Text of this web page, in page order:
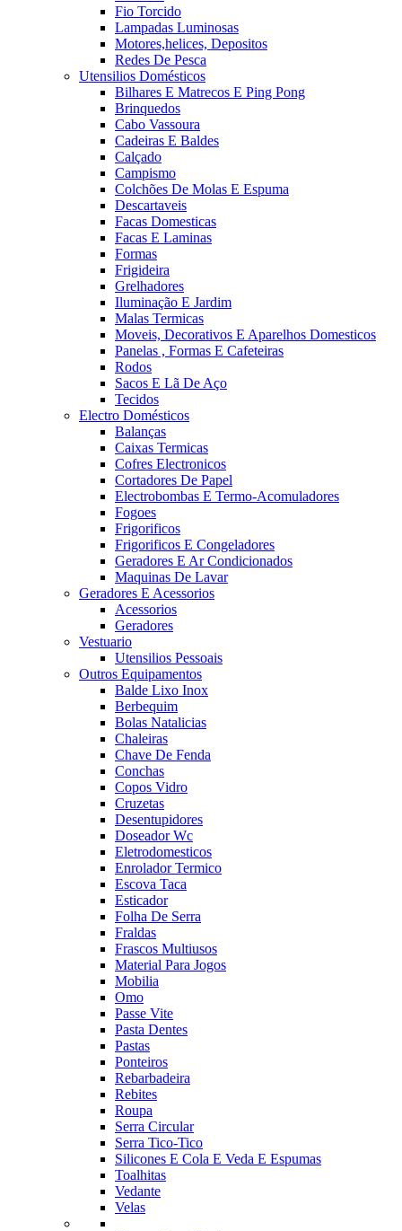
Fio Torcido
Lampadas Luminosas
Motores,helices, Depositos
Redes De Pesca
Utensilios Domésticos
Bilhares E Matrecos E Ping Pong
Brinquedos
Cabo Vassoura
Cadeiras E Baldes
Calçado
Campismo
Colchões De Molas E Espuma
Descartaveis
Facas Domesticas
Facas E Laminas
Formas
Frigideira
Grelhadores
Iluminação E Jardim
Malas Termicas
Moveis, Decorativos E Aparelhos Domesticos
Panelas , Formas E Cafeteiras
Rodos
Sacos E Lã De Aço
Tecidos
Electro Domésticos
Balanças
Caixas Termicas
Cofres Electronicos
Cortadores De Papel
Electrobombas E Termo-Acomuladores
Fogoes
Frigorificos
Frigorificos E Congeladores
Geradores E Ar Condicionados
Maquinas De Lavar
Geradores E Acessorios
Acessorios
Geradores
Vestuario
Utensilios Pessoais
Outros Equipamentos
Balde Lixo Inox
Berbequim
Bolas Natalicias
Chaleiras
Chave De Fenda
Conchas
Copos Vidro
Cruzetas
Desentupidores
Doseador Wc
Eletrodomesticos
Enrolador Termico
Escova Taca
Esticador
Folha De Serra
Fraldas
Frascos Multiusos
Material Para Jogos
Mobilia
Omo
Passe Vite
Pasta Dentes
Pastas
Ponteiros
Rebarbadeira
Rebites
Roupa
Serra Circular
Serra Tico-Tico
Silicones E Cola E Veda E Espumas
Toalhitas
Vedante
Velas